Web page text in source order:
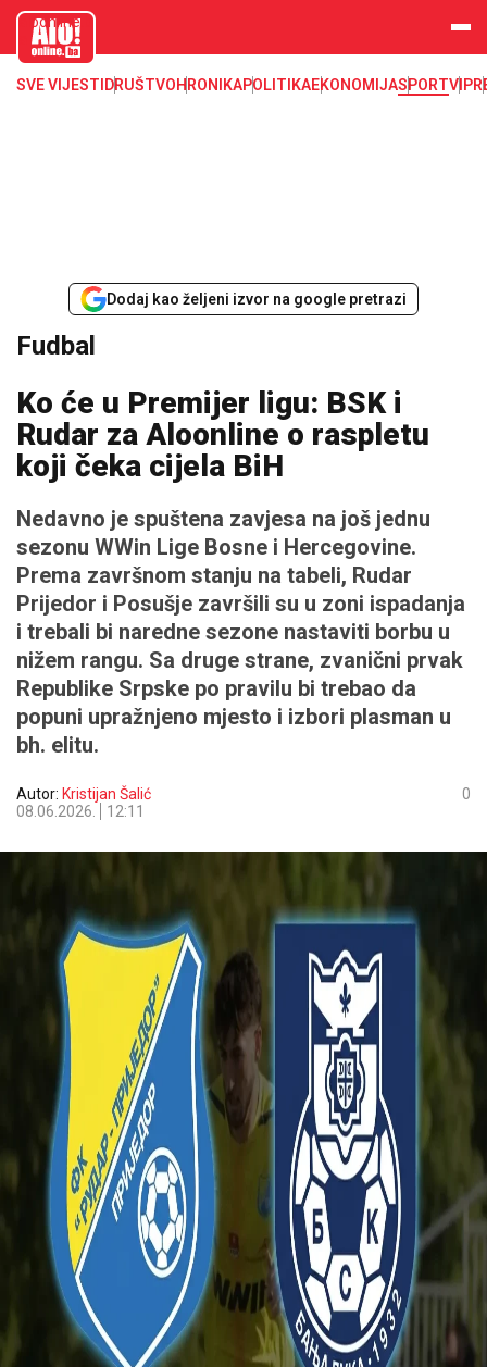
aloonline.b
SVE VIJESTI DRUŠTVOHRONIKAPOLITIKAEKONOMIJASPORTVIP
Dodaj kao željeni izvor na google pretrazi
Fudbal
Ko će u Premijer ligu: BSK i
Rudar za Aloonline o raspletu
koji čeka cijela BiH
Nedavno je spuštena zavjesa na još jednu
sezonu WWin Lige Bosne i Hercegovine.
Prema završnom stanju na tabeli, Rudar
Prijedor i Posušje završili su u zoni ispadanja
i trebali bi naredne sezone nastaviti borbu u
nižem rangu. Sa druge strane, zvanični prvak
Republike Srpske po pravilu bi trebao da
popuni upražnjeno mjesto i izbori plasman u
bh. elitu.
Autor: Kristijan Šalić
08.06.2026.
12:11
0